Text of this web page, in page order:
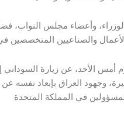
وأعضاء مجلس النواب،
الأحد، عن زيارة السوداني
وجهود العراق بإبعاد نفسه